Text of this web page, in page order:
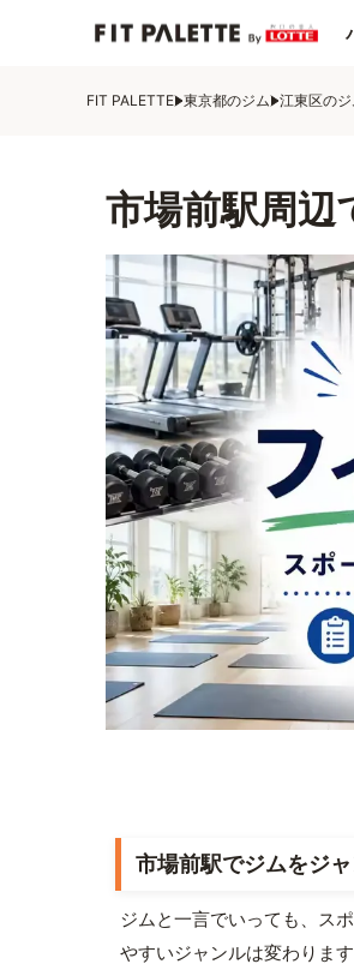
FIT PALETTE 東京都のジム 江東区のジ
市場前駅周辺
市場前駅でジムをジ
ジムと一言でいっても、ス
やすいジャンルは変わります